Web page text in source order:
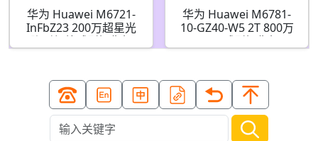
华为 Huawei M6721-
InFbZ23 200万超星光
隐形红外球型摄像机
华为 Huawei M6781-
10-GZ40-W5 2T 800万
5G AI球型摄像机